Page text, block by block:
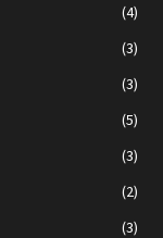
(4)
(3)
(3)
(5)
(3)
(2)
(3)